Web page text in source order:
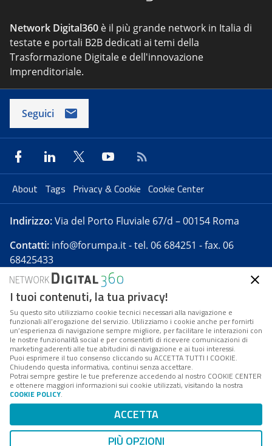
Network Digital360 è il più grande network in Italia di
testate e portali B2B dedicati ai temi della
Trasformazione Digitale e dell'innovazione
Imprenditoriale.
Seguici
About Tags Privacy & Cookie Cookie Center
Indirizzo:Via del Porto Fluviale 67/d – 00154 Roma
Contatti: info@forumpa.it- tel. 06 684251 - fax. 06
68425433
Forumpa.itè una pubblicazione telematica iscritta
presso Registro della stampa del Tribunale di Roma -
Reg. n. 182 del 2 maggio 2008 - Direttore resp. Michela
Stentella
FPA s.r.l. è società soggetta a Direzione e
Coordinamento da parte di Digital360 S.p.A. - FPA s.r.l.
è un'azienda certificata per il sistema di management
Codice Fiscale/Partita IVA n. 10693191008 - R.E.A. Roma
n. 1249791. ISP AWS
Mappa del sito
I tuoi contenuti, la tua privacy!
Su questo sito utilizziamo cookie tecnici necessari alla navigazione e
funzionali all’erogazione del servizio. Utilizziamo i cookie anche per fornirti
un’esperienza di navigazione sempre migliore, per facilitare le interazioni con
le nostre funzionalità social e per consentirti di ricevere comunicazioni di
marketing aderenti alle tue abitudini di navigazione e ai tuoi interessi.
Puoi esprimere il tuo consenso cliccando su ACCETTA TUTTI I COOKIE.
Chiudendo questa informativa, continui senza accettare.
Potrai sempre gestire le tue preferenze accedendo al nostro COOKIE CENTER
e ottenere maggiori informazioni sui cookie utilizzati, visitando la nostra
COOKIE POLICY.
ACCETTA
PIÙ OPZIONI